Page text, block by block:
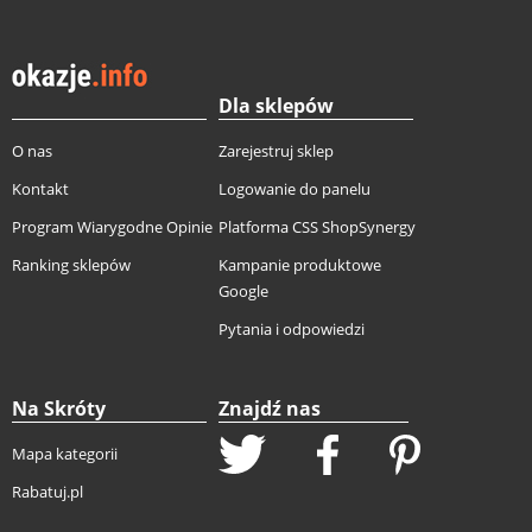
O nas
Kontakt
Program Wiarygodne Opinie
Ranking sklepów
Dla sklepów
Zarejestruj sklep
Logowanie do panelu
Platforma CSS ShopSynergy
Kampanie produktowe
Google
Pytania i odpowiedzi
Na Skróty
Mapa kategorii
Rabatuj.pl
Znajdź nas